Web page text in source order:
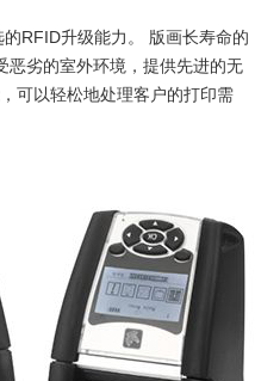
RFID升级能力。 版画长寿命的
恶劣的室外环境，提供先进的无
可以轻松地处理客户的打印需